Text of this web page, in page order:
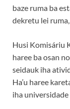
baze ruma ba
dekretu lei ruma,
Husi Komisáriu
haree ba osan
seidauk iha
Ha’u haree
iha universidade